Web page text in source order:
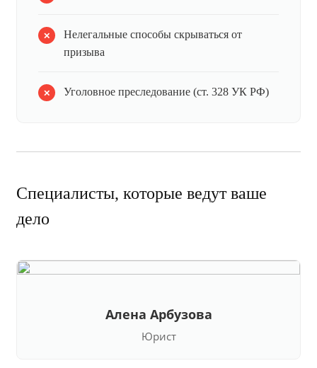
Нелегальные способы скрываться от
призыва
Уголовное преследование (ст. 328 УК РФ)
Специалисты, которые ведут ваше
дело
Алена Арбузова
Юрист